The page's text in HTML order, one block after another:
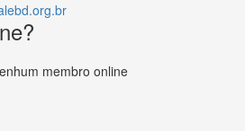
membro online